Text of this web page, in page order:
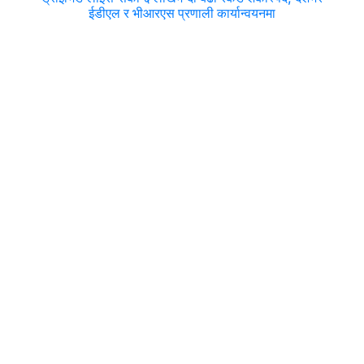
ईडीएल र भीआरएस प्रणाली कार्यान्वयनमा